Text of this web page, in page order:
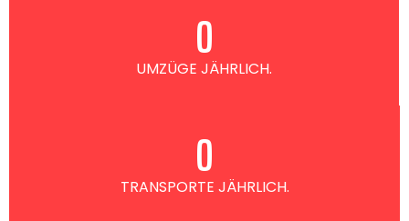
UMZÜGE JÄHRLICH.
0
TRANSPORTE JÄHRLICH.
0